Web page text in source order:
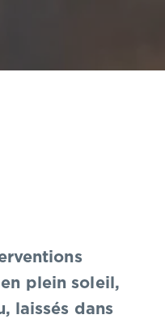
plein soleil,
laissés dans